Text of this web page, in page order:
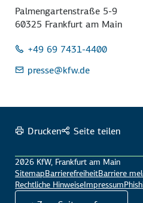
Palmengartenstraße 5-9
60325 Frankfurt am Main
+49 69 7431-4400
presse@kfw.de
Drucken Seite teilen
2026 KfW, Frankfurt am Main
SitemapBarrierefreiheitBarriere
Rechtliche HinweiseImpressum